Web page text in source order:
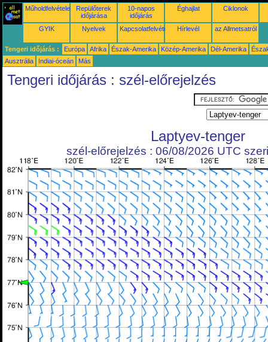
Műholdfelvételek
Repülőterek
időjárása
10-napos
időjárás
Éghajlat Ciklonok
GYIK Nyelvek Kapcsolatfelvétel Hírlevél az Allmetsatról
Tengeri időjárás : Európa Afrika Észak-Amerika Közép-Amerika Dél-Amerika
Ausztrália
Indiai-óceán Más
Tengeri időjárás : szél-előrejelzés
Laptyev-tenger
szél-előrejelzés : 06/08/2026 UTC